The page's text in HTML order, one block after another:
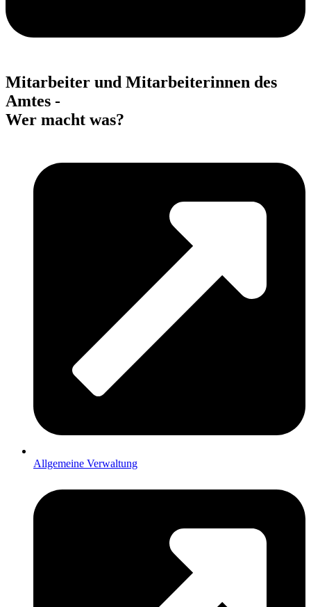
Mitarbeiter und Mitarbeiterinnen des
Amtes -
Wer macht was?
Allgemeine Verwaltung